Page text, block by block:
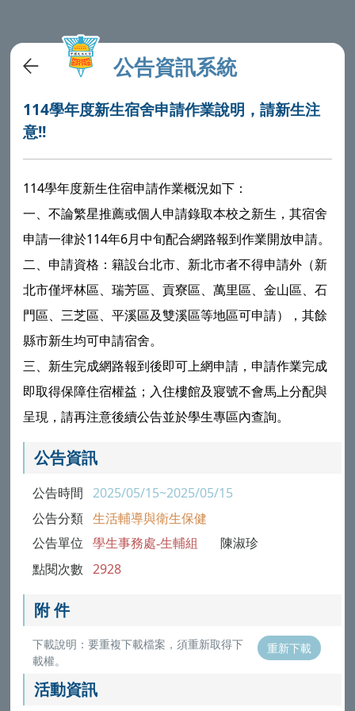
公告資訊系統
114學年度新生宿舍申請作業說明，請新生注
意!!
114學年度新生住宿申請作業概況如下：
一、不論繁星推薦或個人申請錄取本校之新生，其宿舍
申請一律於114年6月中旬配合網路報到作業開放申請。
二、申請資格：籍設台北市、新北市者不得申請外（新
北市僅坪林區、瑞芳區、貢寮區、萬里區、金山區、石
門區、三芝區、平溪區及雙溪區等地區可申請），其餘
縣市新生均可申請宿舍。
三、新生完成網路報到後即可上網申請，申請作業完成
即取得保障住宿權益；入住樓館及寢號不會馬上分配與
呈現，請再注意後續公告並於學生專區內查詢。
公告資訊
公告時間 2025/05/15~2025/05/15
公告分類 生活輔導與衛生保健
公告單位 學生事務處-生輔組 陳淑珍
點閱次數 2928
附 件
下載說明：要重複下載檔案，須重新取得下
載權。
重新下載
活動資訊